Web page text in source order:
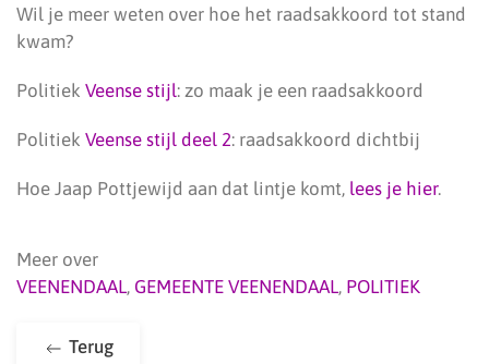
Wil je meer weten over hoe het raadsakkoord tot stand
kwam?
Politiek Veense stijl: zo maak je een raadsakkoord
Politiek Veense stijl deel 2: raadsakkoord dichtbij
Hoe Jaap Pottjewijd aan dat lintje komt, lees je hier.
Meer over
VEENENDAAL, GEMEENTE VEENENDAAL, POLITIEK
Terug